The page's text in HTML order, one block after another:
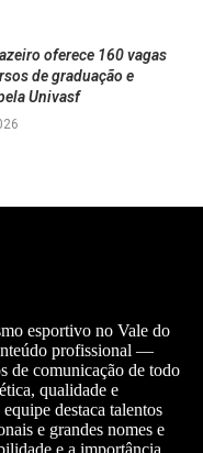
oferece 160 vagas
de graduação e
Univasf
esportivo no Vale do
profissional —
de comunicação de todo
qualidade e
destaca talentos
e grandes nomes e
e a importância